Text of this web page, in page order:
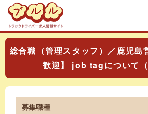
総合職（管理スタッフ）／鹿児島
歓迎】 job tagについて（
募集職種